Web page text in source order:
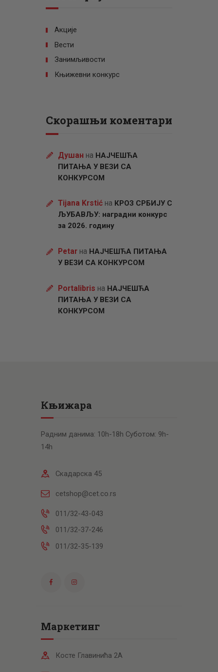
Акције
Вести
Занимљивости
Књижевни конкурс
Скорашњи коментари
Душан на НАЈЧЕШЋА
ПИТАЊА У ВЕЗИ СА
КОНКУРСОМ
Tijana Krstićна КРОЗ СРБИЈУ С
ЉУБАВЉУ: наградни конкурс
за 2026. годину
Petarна НАЈЧЕШЋА ПИТАЊА
У ВЕЗИ СА КОНКУРСОМ
Portalibris на НАЈЧЕШЋА
ПИТАЊА У ВЕЗИ СА
КОНКУРСОМ
Књижара
Радним данима: 10h-18h Суботом: 9h-
14h
Скадарска 45
cetshop@cet.co.rs
011/32-43-043
011/32-37-246
011/32-35-139
Маркетинг
Косте Главинића 2А